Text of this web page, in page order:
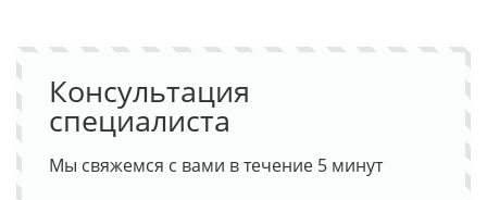
Консультация
специалиста
Мы свяжемся с вами в течение 5 минут